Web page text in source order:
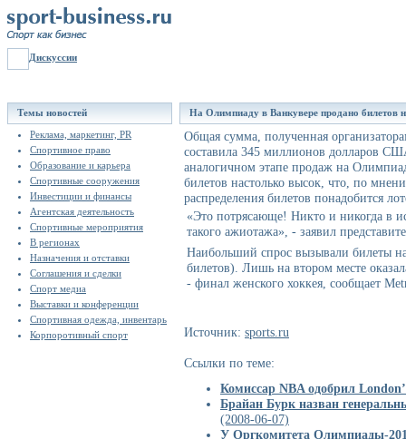
Дискуссии
Темы новостей
Реклама, маркетинг, PR
Спортивное право
Образование и карьера
Спортивные сооружения
Инвестиции и финансы
Агентская деятельность
Спортивные мероприятия
В регионах
Назначения и отставки
Соглашения и сделки
Спорт медиа
Выставки и конференции
Спортивная одежда, инвентарь
Корпоротивный спорт
На Олимпиаду в Ванкувере продано билетов
Общая сумма, полученная
составила 345 миллионов долларов
аналогичном этапе продаж на
билетов настолько высок, что, по
распределения билетов понадобится
«Это потрясающе! Никто и никогда в
такого ажиотажа», - заявил
Наибольший спрос вызывали билеты
билетов). Лишь на втором месте
- финал женского хоккея, сообщает
Источник: sports.ru
Ссылки по теме:
Комиссар NBA одобрил
Брайан Бурк назван
(2008-06-07)
У Оргкомитета Олимпиады-